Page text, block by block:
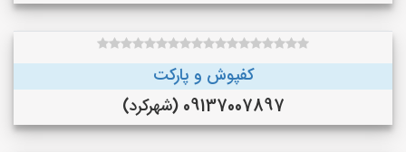
کفپوش و پارکت
09137007897 (شهرکرد)